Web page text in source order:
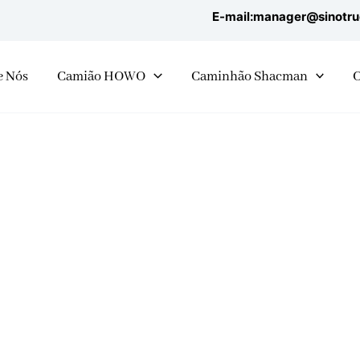
E-
Nós Camião HOWO Caminhão Shacman